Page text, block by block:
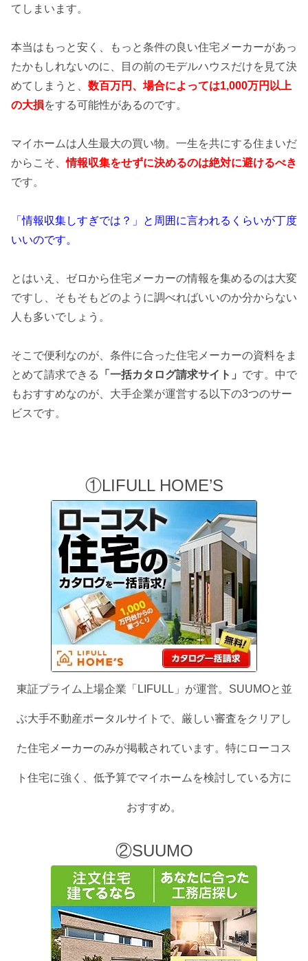
てしまいます。
本当はもっと安く、もっと条件の良い住宅メーカーがあっ
たかもしれないのに、目の前のモデルハウスだけを見て決
めてしまうと、 数百万円、場合によっては1,000万円以上
の大損をする可能性があるのです。
マイホームは人生最大の買い物。一生を共にする住まいだ
からこそ、情報収集をせずに決めるのは絶対に避けるべき
です。
「情報収集しすぎでは？」と周囲に言われるくらいが丁度
いいのです。
とはいえ、ゼロから住宅メーカーの情報を集めるのは大変
ですし、そもそもどのように調べればいいのか分からない
人も多いでしょう。
そこで便利なのが、条件に合った住宅メーカーの資料をま
とめて請求できる
「一括カタログ請求サイト」 です。中で
もおすすめなのが、大手企業が運営する以下の3つのサー
ビスです。
①LIFULL HOME’S
東証プライム上場企業「LIFULL」が運営。SUUMOと並
ぶ大手不動産ポータルサイトで、厳しい審査をクリアし
た住宅メーカーのみが掲載されています。特にローコス
ト住宅に強く、低予算でマイホームを検討している方に
おすすめ。
②SUUMO